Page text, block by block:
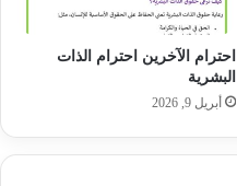
احترام الآخرين احترام الذات
البشرية
أبريل 9, 2026